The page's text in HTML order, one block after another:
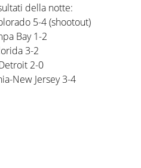
della notte:
5-4 (shootout)
Bay 1-2
3-2
2-0
New Jersey 3-4